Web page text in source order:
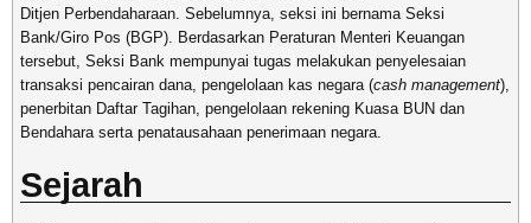
Ditjen Perbendaharaan. Sebelumnya, seksi ini bernama Seksi
Bank/Giro Pos (BGP). Berdasarkan Peraturan Menteri Keuangan
tersebut, Seksi Bank mempunyai tugas melakukan penyelesaian
transaksi pencairan dana, pengelolaan kas negara (cash management),
penerbitan Daftar Tagihan, pengelolaan rekening Kuasa BUN dan
Bendahara serta penatausahaan penerimaan negara.
Sejarah